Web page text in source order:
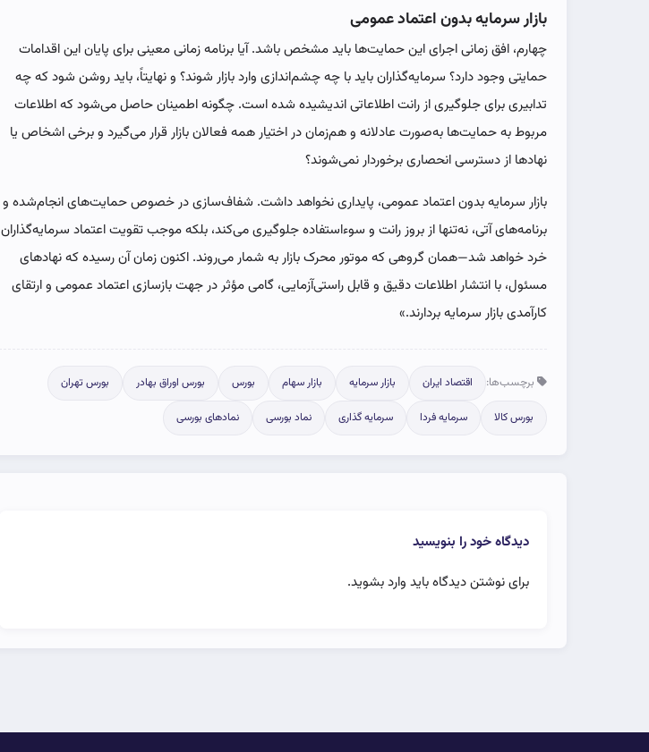
بازار سرمایه بدون اعتماد عمومی
چهارم، افق زمانی اجرای این حمایت‌ها باید مشخص باشد. آیا برنامه زمانی معینی برای پایان این اقدامات
حمایتی وجود دارد؟ سرمایه‌گذاران باید با چه چشم‌اندازی وارد بازار شوند؟ و نهایتاً، باید روشن شود که چه
تدابیری برای جلوگیری از رانت اطلاعاتی اندیشیده شده است. چگونه اطمینان حاصل می‌شود که اطلاعات
مربوط به حمایت‌ها به‌صورت عادلانه و هم‌زمان در اختیار همه فعالان بازار قرار می‌گیرد و برخی اشخاص یا
نهادها از دسترسی انحصاری برخوردار نمی‌شوند؟
بازار سرمایه بدون اعتماد عمومی، پایداری نخواهد داشت. شفاف‌سازی در خصوص حمایت‌های انجام‌شده و
برنامه‌های آتی، نه‌تنها از بروز رانت و سوءاستفاده جلوگیری می‌کند، بلکه موجب تقویت اعتماد سرمایه‌گذاران
خرد خواهد شد—همان گروهی که موتور محرک بازار به شمار می‌روند. اکنون زمان آن رسیده که نهادهای
مسئول، با انتشار اطلاعات دقیق و قابل راستی‌آزمایی، گامی مؤثر در جهت بازسازی اعتماد عمومی و ارتقای
کارآمدی بازار سرمایه بردارند.»
برچسب‌ها: اقتصاد ایران بازار سرمایه بازار سهام بورس بورس اوراق بهادر بورس تهران
بورس کالا سرمایه فردا سرمایه گذاری نماد بورسی نمادهای بورسی
دیدگاه خود را بنویسید
برای نوشتن دیدگاه باید وارد بشوید.